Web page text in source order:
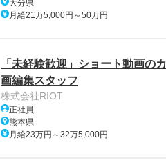
大分県
月給21万5,000円～50万円
「未経験歓迎」ショート動画の
画編集スタッフ
株式会社RIOT
正社員
熊本県
月給23万円～32万5,000円